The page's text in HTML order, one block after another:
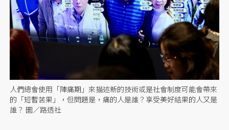
人們總會使用「陣痛期」來描述新的技術或是社會制度可能會帶來
的「短暫苦果」，但問題是，痛的人是誰？享受美好結果的人又是
誰？ 圖／路透社